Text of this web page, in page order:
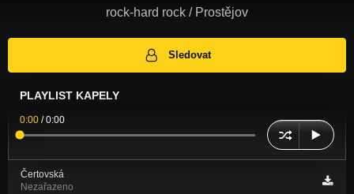
rock-hard rock / Prostějov
Sledovat
PLAYLIST KAPELY
0:00 /0:00
Čertovská
Nezařazeno